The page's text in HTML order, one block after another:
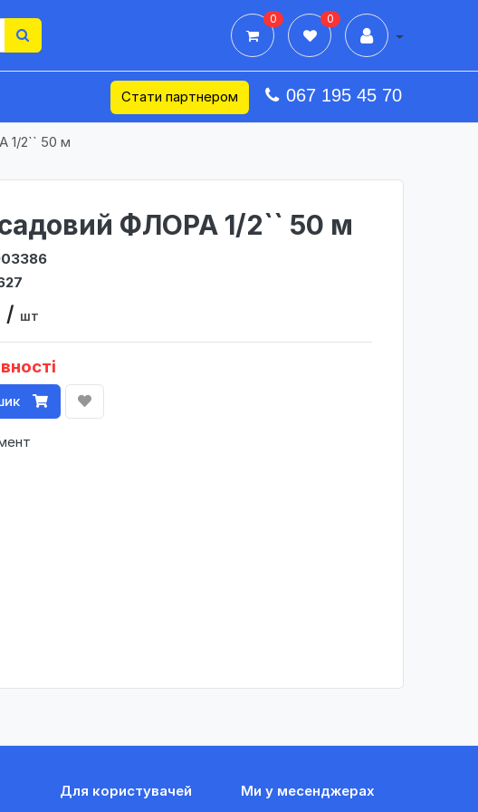
0 0
Стати партнером 067 195 45 70
1/2`` 50 м
ФЛОРА 1/2`` 50 м
/ шт
Для користувачей Ми у месенджерах